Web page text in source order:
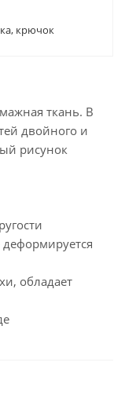
крючок
ткань. В
двойного и
рисунок
обладает